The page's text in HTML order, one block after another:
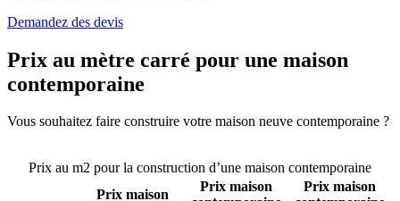
Demandez des devis
Prix au mètre carré pour une maison
contemporaine
Vous souhaitez faire construire votre maison neuve contemporaine ?
Prix au m2 pour la construction d’une maison contemporaine
Prix maison
Prix maison
Prix maison